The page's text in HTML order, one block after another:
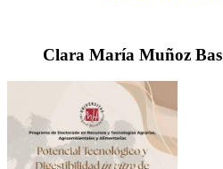
Clara María Muñoz Bas